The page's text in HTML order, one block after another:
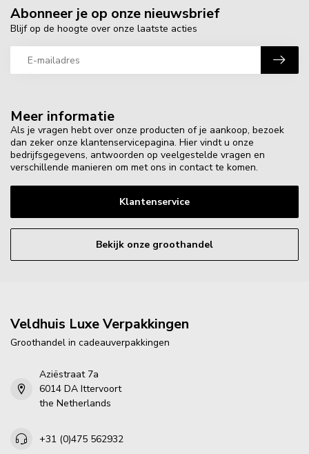
Meer informatie
Als je vragen hebt over onze producten of je aankoop, bezoek
dan zeker onze klantenservicepagina. Hier vindt u onze
bedrijfsgegevens, antwoorden op veelgestelde vragen en
verschillende manieren om met ons in contact te komen.
Klantenservice
Bekijk onze groothandel
Abonneer je op onze nieuwsbrief
Blijf op de hoogte over onze laatste acties
Veldhuis Luxe Verpakkingen
Groothandel in cadeauverpakkingen
Aziëstraat 7a
6014 DA Ittervoort
the Netherlands
+31 (0)475 562932